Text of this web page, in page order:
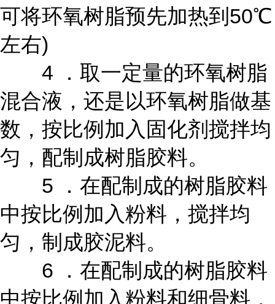
可将环氧树脂预先加热到50℃
左右)
4 ．取一定量的环氧树脂
混合液，还是以环氧树脂做基
数，按比例加入固化剂搅拌均
匀，配制成树脂胶料。
5 ．在配制成的树脂胶料
中按比例加入粉料，搅拌均
匀，制成胶泥料。
6 ．在配制成的树脂胶料
中按比例加入粉料和细骨料，